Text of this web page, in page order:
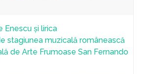
Enescu și lirica
stagiunea muzicală românească
de Arte Frumoase San Fernando